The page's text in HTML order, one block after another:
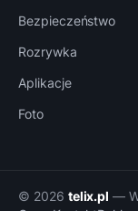
Bezpieczeństwo
Rozrywka
Aplikacje
Foto
© 2026 telix.pl —